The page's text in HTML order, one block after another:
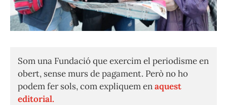
Som una Fundació que exercim el periodisme en
obert, sense murs de pagament. Però no ho
podem fer sols, com expliquem enaquest
editorial.